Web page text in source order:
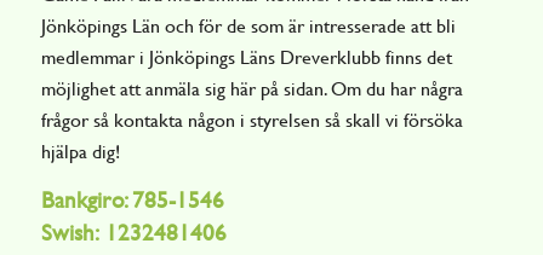
Jönköpings Län och för de som är intresserade att bli
medlemmar i Jönköpings Läns Dreverklubb finns det
möjlighet att anmäla sig här på sidan. Om du har några
frågor så kontakta någon i styrelsen så skall vi försöka
hjälpa dig!
Bankgiro: 785-1546
Swish: 1232481406